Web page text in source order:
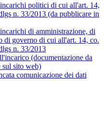
politici di cui all'art. 14,
n. 33/2013 (da pubblicare in
di amministrazione, di
di governo di cui all'art. 14, co.
n. 33/2013
(documentazione da
sul sito web)
comunicazione dei dati